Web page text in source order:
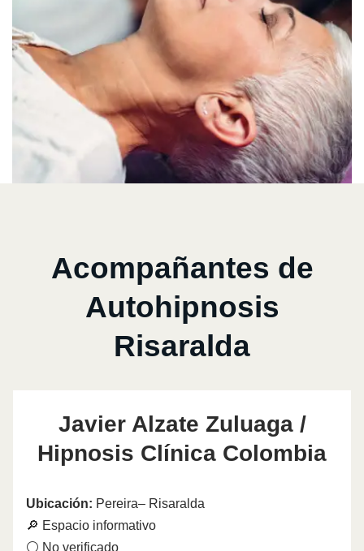
Acompañantes de
Autohipnosis
Risaralda
Javier Alzate Zuluaga /
Hipnosis Clínica Colombia
Ubicación: Pereira– Risaralda
🔎 Espacio informativo
⚪ No verificado